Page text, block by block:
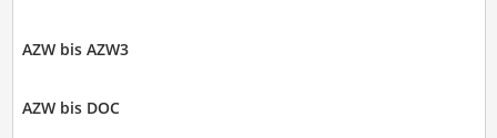
AZW bis AZW3
AZW bis DOC